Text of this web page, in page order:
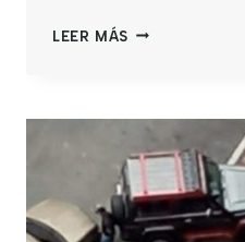
LEER MÁS